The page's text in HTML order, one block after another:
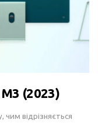
(2023)
відрізняється